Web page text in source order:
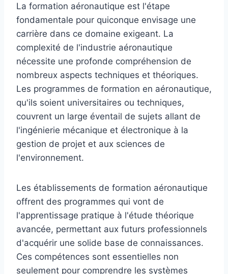
La formation aéronautique est l'étape
fondamentale pour quiconque envisage une
carrière dans ce domaine exigeant. La
complexité de l'industrie aéronautique
nécessite une profonde compréhension de
nombreux aspects techniques et théoriques.
Les programmes de formation en aéronautique,
qu'ils soient universitaires ou techniques,
couvrent un large éventail de sujets allant de
l'ingénierie mécanique et électronique à la
gestion de projet et aux sciences de
l'environnement.
Les établissements de formation aéronautique
offrent des programmes qui vont de
l'apprentissage pratique à l'étude théorique
avancée, permettant aux futurs professionnels
d'acquérir une solide base de connaissances.
Ces compétences sont essentielles non
seulement pour comprendre les systèmes